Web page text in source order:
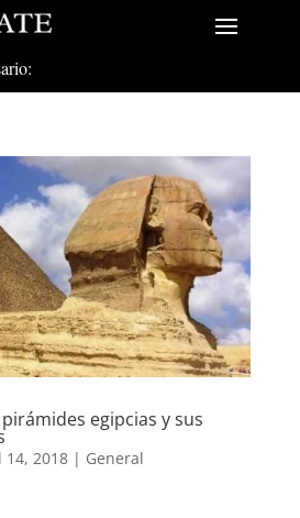
egipcias y sus
14, 2018| General